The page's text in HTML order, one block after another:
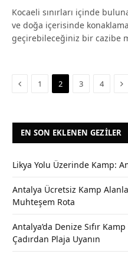
Kocaeli sınırları içinde
ve doğa içerisinde
geçirebileceğiniz bir cazibe
Previous
1 2 3 4
EN SON EKLENEN GEZILER
Likya Yolu Üzerinde Kamp:
Antalya Ücretsiz Kamp
Muhteşem Rota
Antalya’da Denize Sıfır
Çadırdan Plaja Uyanın